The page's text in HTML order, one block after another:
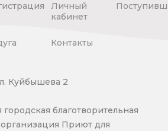
Личный
кабинет
Контакты
Куйбышева 2
благотворительная
Приют для